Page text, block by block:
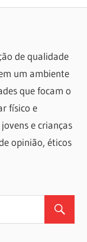
de qualidade
um ambiente
que focam o
físico e
e crianças
opinião, éticos